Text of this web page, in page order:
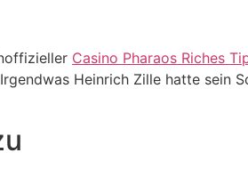
Casino Pharaos Riches
Heinrich Zille hatte sein